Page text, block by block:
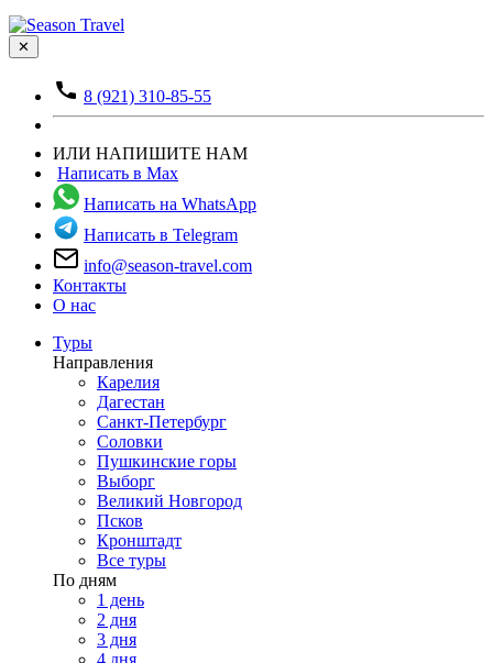
✕
8 (921) 310-85-55
ИЛИ НАПИШИТЕ НАМ
Написать в Max
Написать на WhatsApp
Написать в Telegram
info@season-travel.com
Контакты
О нас
Туры
Направления
Карелия
Дагестан
Санкт-Петербург
Соловки
Пушкинские горы
Выборг
Великий Новгород
Псков
Кронштадт
Все туры
По дням
1 день
2 дня
3 дня